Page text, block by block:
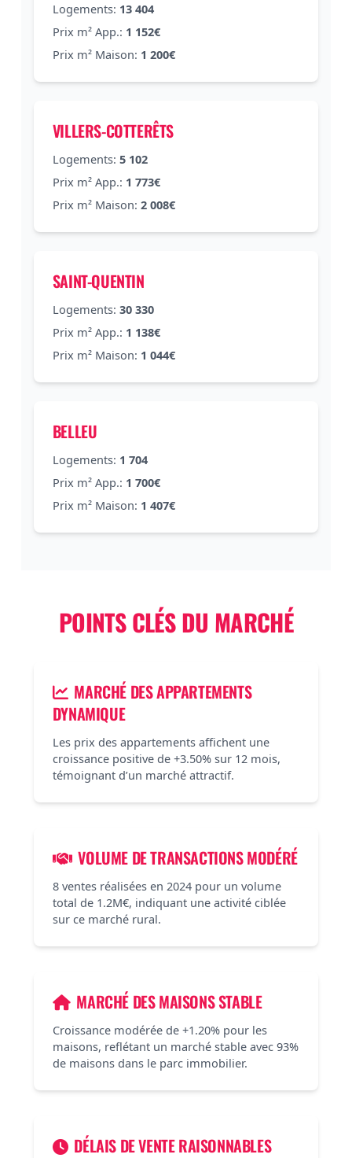
Logements: 13 404
Prix m² App.: 1 152€
Prix m² Maison: 1 200€
VILLERS-COTTERÊTS
Logements: 5 102
Prix m² App.: 1 773€
Prix m² Maison: 2 008€
SAINT-QUENTIN
Logements: 30 330
Prix m² App.: 1 138€
Prix m² Maison: 1 044€
BELLEU
Logements: 1 704
Prix m² App.: 1 700€
Prix m² Maison: 1 407€
POINTS CLÉS DU MARCHÉ
MARCHÉ DES APPARTEMENTS
DYNAMIQUE
Les prix des appartements affichent une
croissance positive de +3.50% sur 12 mois,
témoignant d’un marché attractif.
VOLUME DE TRANSACTIONS MODÉRÉ
8 ventes réalisées en 2024 pour un volume
total de 1.2M€, indiquant une activité ciblée
sur ce marché rural.
MARCHÉ DES MAISONS STABLE
Croissance modérée de +1.20% pour les
maisons, reflétant un marché stable avec 93%
de maisons dans le parc immobilier.
DÉLAIS DE VENTE RAISONNABLES